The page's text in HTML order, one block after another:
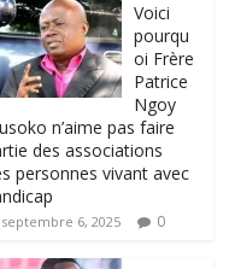
Voici
pourqu
oi Frère
Patrice
Ngoy
n’aime pas faire
des associations
personnes vivant avec
septembre 6, 2025 0